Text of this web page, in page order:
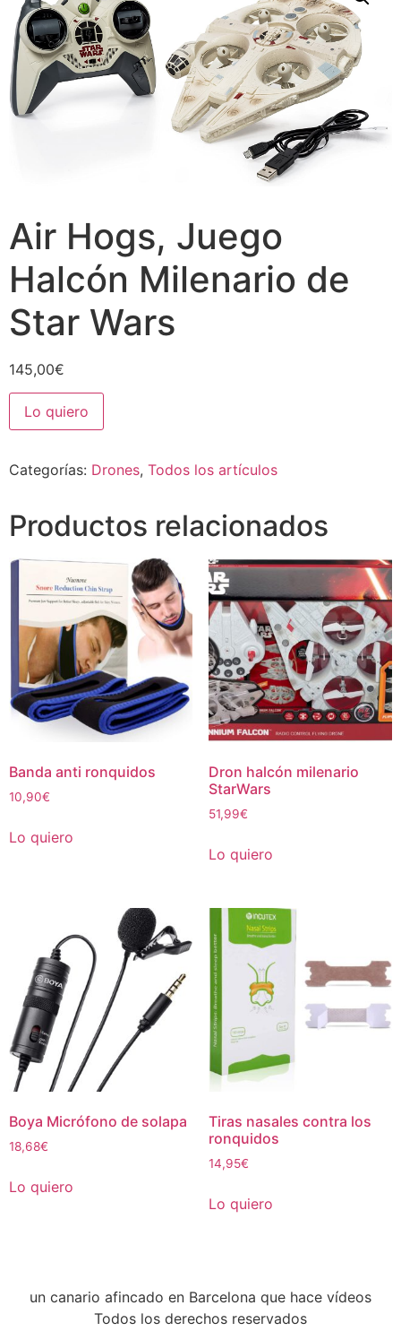
Air Hogs, Juego
Halcón Milenario de
Star Wars
145,00€
Lo quiero
Categorías: Drones, Todos los artículos
Productos relacionados
Banda anti ronquidos
10,90€
Lo quiero
Dron halcón milenario
StarWars
51,99€
Lo quiero
Boya Micrófono de solapa
18,68€
Lo quiero
Tiras nasales contra los
ronquidos
14,95€
Lo quiero
un canario afincado en Barcelona que hace vídeos
Todos los derechos reservados